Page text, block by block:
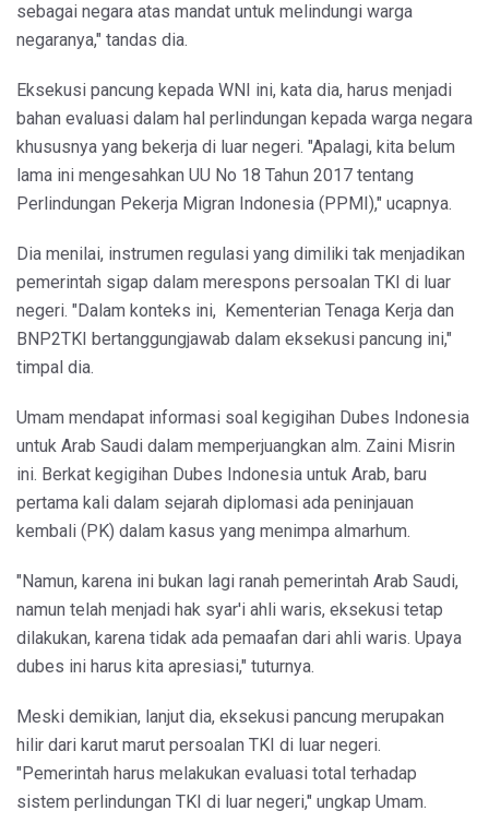
sebagai negara atas mandat untuk melindungi warga
negaranya," tandas dia.
Eksekusi pancung kepada WNI ini, kata dia, harus menjadi
bahan evaluasi dalam hal perlindungan kepada warga negara
khususnya yang bekerja di luar negeri. "Apalagi, kita belum
lama ini mengesahkan UU No 18 Tahun 2017 tentang
Perlindungan Pekerja Migran Indonesia (PPMI)," ucapnya.
Dia menilai, instrumen regulasi yang dimiliki tak menjadikan
pemerintah sigap dalam merespons persoalan TKI di luar
negeri. "Dalam konteks ini, Kementerian Tenaga Kerja dan
BNP2TKI bertanggungjawab dalam eksekusi pancung ini,"
timpal dia.
Umam mendapat informasi soal kegigihan Dubes Indonesia
untuk Arab Saudi dalam memperjuangkan alm. Zaini Misrin
ini. Berkat kegigihan Dubes Indonesia untuk Arab, baru
pertama kali dalam sejarah diplomasi ada peninjauan
kembali (PK) dalam kasus yang menimpa almarhum.
"Namun, karena ini bukan lagi ranah pemerintah Arab Saudi,
namun telah menjadi hak syar'i ahli waris, eksekusi tetap
dilakukan, karena tidak ada pemaafan dari ahli waris. Upaya
dubes ini harus kita apresiasi," tuturnya.
Meski demikian, lanjut dia, eksekusi pancung merupakan
hilir dari karut marut persoalan TKI di luar negeri.
"Pemerintah harus melakukan evaluasi total terhadap
sistem perlindungan TKI di luar negeri," ungkap Umam.